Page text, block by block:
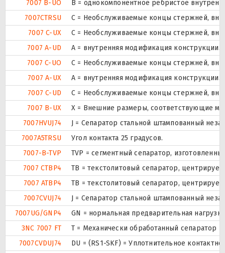
7007 B-UO
B = однокомпонентное ребристое
7007CTRSU
С = Необслуживаемые концы стержней,
7007 C-UX
С = Необслуживаемые концы стержней,
7007 A-UD
A = внутренняя модификация конструкции.
7007 C-UO
С = Необслуживаемые концы стержней,
7007 A-UX
A = внутренняя модификация конструкции.
7007 C-UD
С = Необслуживаемые концы стержней,
7007 B-UX
X = Внешние размеры, соответствующие
7007HVUJ74
J = Сепаратор стальной штампованный
7007A5TRSU
Угол контакта 25 градусов.
7007-B-TVP
TVP = сегментный сепаратор,
7007 CTBP4
ТВ = текстолитовый сепаратор,
7007 ATBP4
ТВ = текстолитовый сепаратор,
7007CVUJ74
J = Сепаратор стальной штампованный
7007UG/GNP4
GN = нормальная предварительная
3NC 7007 FT
T = Механически обработанный сепаратор
7007CVDUJ74
DU = (RS1-SKF) = Уплотнительное